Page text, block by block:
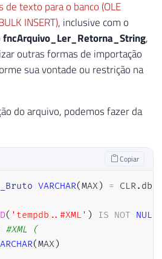
texto para o banco (OLE
INSERT), inclusive com o
fncArquivo_Ler_Retorna_String,
outras formas de importação
sua vontade ou restrição na
do arquivo, podemos fazer da
Copiar
VARCHAR(MAX) = CLR. dbo
( 'tempdb..#XML' ) IS NOT NULL
#XML (
(MAX)